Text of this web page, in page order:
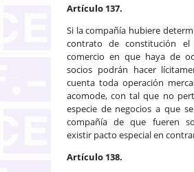
Artículo 137.
Si la compañía hubiere
contrato de constitución el
comercio en que haya de
socios podrán hacer
cuenta toda operación
acomode, con tal que no
especie de negocios a que
compañía de que fueren
existir pacto es­pecial en
Artículo 138.